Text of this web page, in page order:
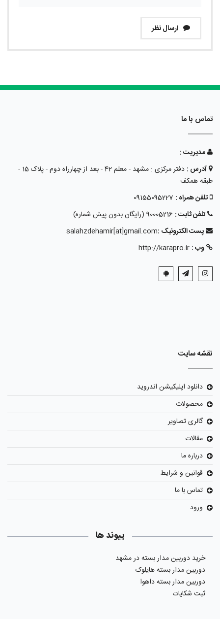
ارسال نظر
تماس با ما
مدیریت :
آدرس :
دفتر مرکزی : مشهد - معلم 42 - بعد از چهارراه دوم - پلاک 15 -
طبقه همکف
تلفن همراه : 09155095227
تلفن ثابت : 90005216 (رایگان بدون پیش شماره)
پست الکترونیک :salahzdehamir[at]gmail.com
وب : http://karapro.ir
نقشه سایت
دانلود اپلیکیشن اندروید
محصولات
گالری تصاویر
مقالات
درباره ما
قوانین و شرایط
تماس با ما
ورود
پیوند ها
خرید دوربین مدار بسته در مشهد
دوربین مدار بسته هایلوک
دوربین مدار بسته داهوا
ثبت شکایات